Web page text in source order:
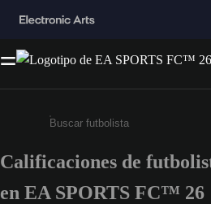
Ingresa un mínimo de 3
Calificaciones de
en EA SPORTS FC™ 26